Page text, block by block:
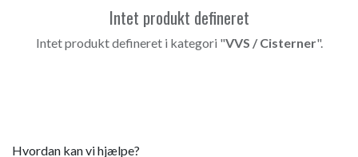
Intet produkt defineret
Intet produkt defineret i kategori "VVS / Cisterner".
Hvordan kan vi hjælpe?